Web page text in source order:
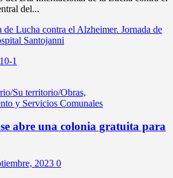
del...
de Lucha contra el Alzheimer. Jornada de
Santojanni
Su territorio/Obras,
y Servicios Comunales
abre una colonia gratuita para
2023 0